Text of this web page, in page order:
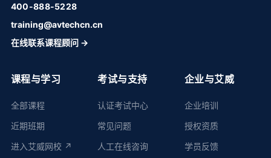
400-888-5228
training@avtechcn.cn
在线联系课程顾问 →
课程与学习
全部课程
近期班期
进入艾威网校 ↗
考试与支持
认证考试中心
常见问题
人工在线咨询
企业与艾威
企业培训
授权资质
学员反馈